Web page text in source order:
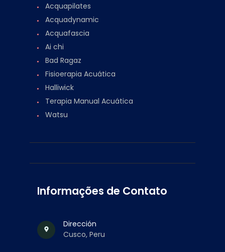
Acquapilates
Acquadynamic
Acquafascia
Ai chi
Bad Ragaz
Fisioerapia Acuática
Halliwick
Terapia Manual Acuática
Watsu
Informações de Contato
Dirección
Cusco, Peru